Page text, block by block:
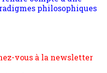
dans la modernité
grand nombre de
liens depuis votre site.